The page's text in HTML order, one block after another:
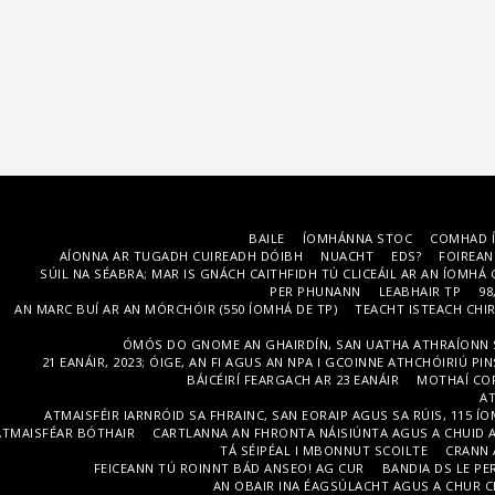
BAILE ÍOMHÁNNA STOC
COMHAD
AÍONNA AR TUGADH CUIREADH DÓIBH
NUACHT EDS?
SÚIL NA SÉABRA; MAR IS GNÁCH CAITHFIDH TÚ CLICEÁIL AR AN ÍOMHÁ
PER PHUNANN
LEABHAIR TP
AN MARC BUÍ AR AN MÓRCHÓIR (550 ÍOMHÁ DE TP)
TEACHT ISTEACH
ÓMÓS DO GNOME AN GHAIRDÍN, SAN UATHA
21 EANÁIR, 2023; ÓIGE, AN FI AGUS AN NPA I GCOINNE ATHCHÓIRIÚ
BÁICÉIRÍ FEARGACH AR 23 EANÁIR
MOTHAÍ
ATMAISFÉIR IARNRÓID SA FHRAINC, SAN EORAIP AGUS SA RÚIS, 115
BÓTHAIR
CARTLANNA AN FHRONTA NÁISIÚNTA AGUS A CHUID
TÁ SÉIPÉAL I MBONNUT SCOILTE
CRANN
FEICEANN TÚ ROINNT BÁD ANSEO! AG CUR
BANDIA DS LE
AN OBAIR INA ÉAGSÚLACHT AGUS A CHUR